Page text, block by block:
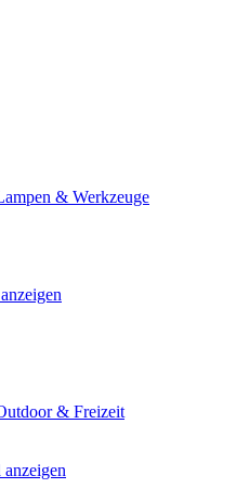
& Werkzeuge
& Freizeit